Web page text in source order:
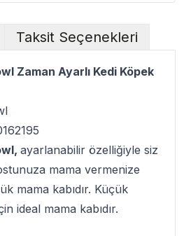
Taksit Seçenekleri
Zaman Ayarlı Kedi Köpek
ayarlanabilir özelliğiyle siz
mama vermenize
mama kabıdır. Küçük
ideal mama kabıdır.